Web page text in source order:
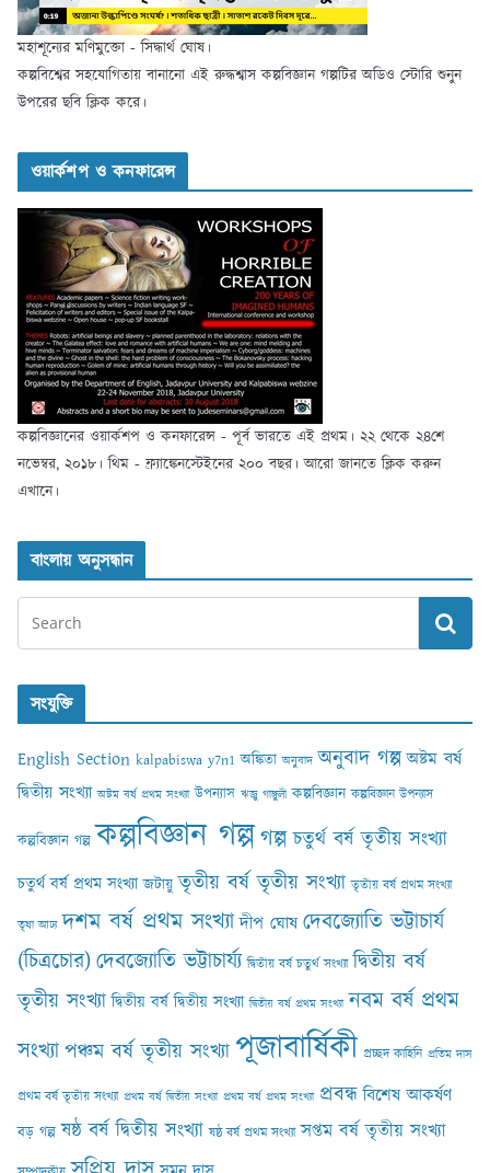
মহাশূন্যের মণিমুক্তো - সিদ্ধার্থ ঘোষ।
কল্পবিশ্বের সহযোগিতায় বানানো এই রুদ্ধশ্বাস কল্পবিজ্ঞান গল্পটির অডিও স্টোরি শুনুন
উপরের ছবি ক্লিক করে।
ওয়ার্কশপ ও কনফারেন্স
কল্পবিজ্ঞানের ওয়ার্কশপ ও কনফারেন্স - পূর্ব ভারতে এই প্রথম। ২২ থেকে ২৪শে
নভেম্বর, ২০১৮। থিম - ফ্র্যাঙ্কেনস্টেইনের ২০০ বছর। আরো জানতে ক্লিক করুন
এখানে।
বাংলায় অনুসন্ধান
সংযুক্তি
English Section kalpabiswa y7n1 অঙ্কিতা অনুবাদ অনুবাদ গল্প অষ্টম বর্ষ
দ্বিতীয় সংখ্যা অষ্টম বর্ষ প্রথম সংখ্যা উপন্যাস ঋজু গাঙ্গুলী কল্পবিজ্ঞান কল্পবিজ্ঞান উপন্যাস
কল্পবিজ্ঞান গল্প কল্পবিজ্ঞান গল্পগল্প চতুর্থ বর্ষ তৃতীয় সংখ্যা
চতুর্থ বর্ষ প্রথম সংখ্যা জটায়ু তৃতীয় বর্ষ তৃতীয় সংখ্যা তৃতীয় বর্ষ প্রথম সংখ্যা
তৃষা আঢ‍্য দশম বর্ষ প্রথম সংখ্যা দীপ ঘোষ দেবজ্যোতি ভট্টাচার্য
(চিত্রচোর)দেবজ্যোতি ভট্টাচার্য্য দ্বিতীয় বর্ষ চতুর্থ সংখ্যা দ্বিতীয় বর্ষ
তৃতীয় সংখ্যা দ্বিতীয় বর্ষ দ্বিতীয় সংখ্যা দ্বিতীয় বর্ষ প্রথম সংখ্যা নবম বর্ষ প্রথম
সংখ্যাপঞ্চম বর্ষ তৃতীয় সংখ্যা পূজাবার্ষিকী প্রচ্ছদ কাহিনি প্রতিম দাস
প্রথম বর্ষ তৃতীয় সংখ্যা প্রথম বর্ষ দ্বিতীয় সংখ্যা প্রথম বর্ষ প্রথম সংখ্যা প্রবন্ধ বিশেষ আকর্ষণ
বড় গল্প ষষ্ঠ বর্ষ দ্বিতীয় সংখ্যা ষষ্ঠ বর্ষ প্রথম সংখ্যা সপ্তম বর্ষ তৃতীয় সংখ্যা